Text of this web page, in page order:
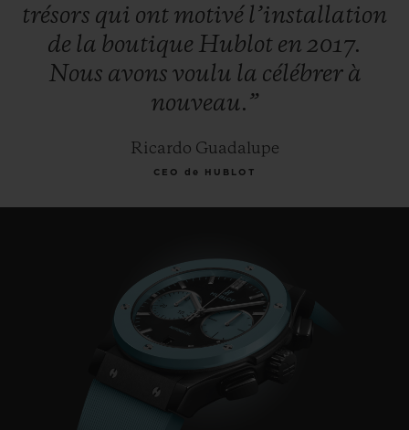
trésors qui ont motivé l’installation
de la boutique Hublot en 2017.
Nous avons voulu la célébrer à
nouveau.”
Ricardo Guadalupe
CEO de HUBLOT